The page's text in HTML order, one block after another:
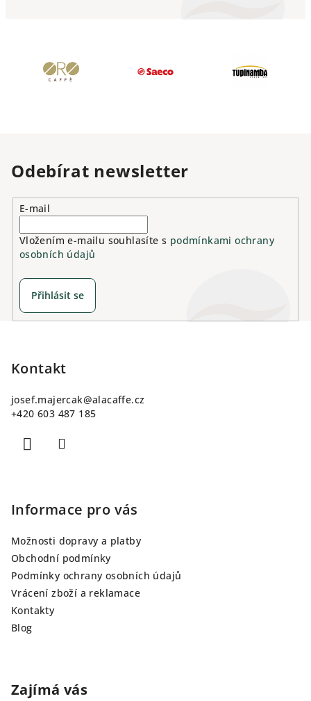
Odebírat newsletter
E-mail
Vložením e-mailu souhlasíte s podmínkami ochrany
osobních údajů
Přihlásit se
Kontakt
josef.majercak@alacaffe.cz
+420 603 487 185
Informace pro vás
Možnosti dopravy a platby
Obchodní podmínky
Podmínky ochrany osobních údajů
Vrácení zboží a reklamace
Kontakty
Blog
Zajímá vás